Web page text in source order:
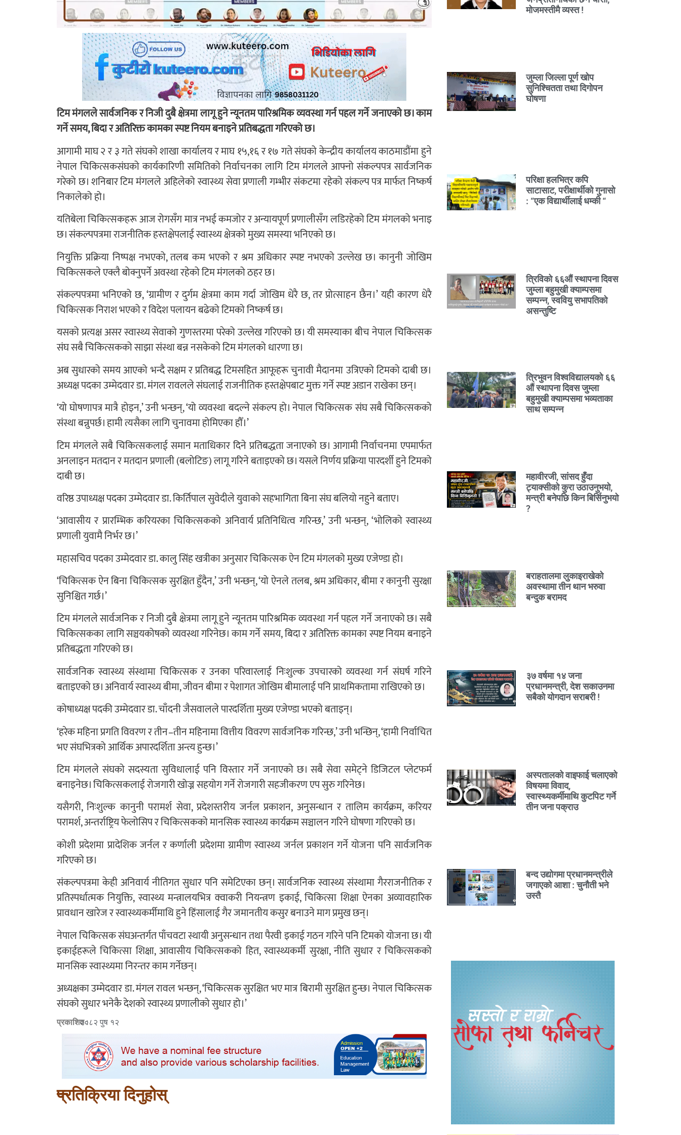
टिम मंगलले सार्वजनिक र निजी दुबै क्षेत्रमा लागू हुने न्यूनतम पारिश्रमिक व्यवस्था गर्न पहल गर्ने जनाएको छ। काम
गर्ने समय, बिदा र अतिरिक्त कामका स्पष्ट नियम बनाइने प्रतिबद्धता गरिएको छ।
आगामी माघ २ र ३ गते संघको शाखा कार्यालय र माघ १५,१६ र १७ गते संघको केन्द्रीय कार्यालय काठमाडौंमा हुने
नेपाल चिकित्सकसंघको कार्यकारिणी समितिको निर्वाचनका लागि टिम मंगलले आफ्नो संकल्पपत्र सार्वजनिक
गरेको छ। शनिबार टिम मंगलले अहिलेको स्वास्थ्य सेवा प्रणाली गम्भीर संकटमा रहेको संकल्प पत्र मार्फत निष्कर्ष
निकालेको हो।
यतिबेला चिकित्सकहरू आज रोगसँग मात्र नभई कमजोर र अन्यायपूर्ण प्रणालीसँग लडिरहेको टिम मंगलको भनाइ
छ। संकल्पपत्रमा राजनीतिक हस्तक्षेपलाई स्वास्थ्य क्षेत्रको मुख्य समस्या भनिएको छ।
नियुक्ति प्रक्रिया निष्पक्ष नभएको, तलब कम भएको र श्रम अधिकार स्पष्ट नभएको उल्लेख छ। कानुनी जोखिम
चिकित्सकले एक्लै बोक्नुपर्ने अवस्था रहेको टिम मंगलको ठहर छ।
संकल्पपत्रमा भनिएको छ, ‘ग्रामीण र दुर्गम क्षेत्रमा काम गर्दा जोखिम धेरै छ, तर प्रोत्साहन छैन।’ यही कारण धेरै
चिकित्सक निराश भएको र विदेश पलायन बढेको टिमको निष्कर्ष छ।
यसको प्रत्यक्ष असर स्वास्थ्य सेवाको गुणस्तरमा परेको उल्लेख गरिएको छ। यी समस्याका बीच नेपाल चिकित्सक
संघ सबै चिकित्सकको साझा संस्था बन्न नसकेको टिम मंगलको धारणा छ।
अब सुधारको समय आएको भन्दै सक्षम र प्रतिबद्ध टिमसहित आफूहरू चुनावी मैदानमा उत्रिएको टिमको दाबी छ।
अध्यक्ष पदका उम्मेदवार डा. मंगल रावलले संघलाई राजनीतिक हस्तक्षेपबाट मुक्त गर्ने स्पष्ट अडान राखेका छन्।
‘यो घोषणापत्र मात्रै होइन,’ उनी भन्छन्, ‘यो व्यवस्था बदल्ने संकल्प हो। नेपाल चिकित्सक संघ सबै चिकित्सकको
संस्था बन्नुपर्छ। हामी त्यसैका लागि चुनावमा होमिएका हौँ।’
टिम मंगलले सबै चिकित्सकलाई समान मताधिकार दिने प्रतिबद्धता जनाएको छ। आगामी निर्वाचनमा एपमार्फत
अनलाइन मतदान र मतदान प्रणाली (बलोटिङ) लागू गरिने बताइएको छ। यसले निर्णय प्रक्रिया पारदर्शी हुने टिमको
दाबी छ।
वरिष्ठ उपाध्यक्ष पदका उम्मेदवार डा. किर्तिपाल सुवेदीले युवाको सहभागिता बिना संघ बलियो नहुने बताए।
‘आवासीय र प्रारम्भिक करियरका चिकित्सकको अनिवार्य प्रतिनिधित्व गरिन्छ,’ उनी भन्छन्, ‘भोलिको स्वास्थ्य
प्रणाली युवामै निर्भर छ।’
महासचिव पदका उम्मेदवार डा. कालु सिंह खत्रीका अनुसार चिकित्सक ऐन टिम मंगलको मुख्य एजेण्डा हो।
‘चिकित्सक ऐन बिना चिकित्सक सुरक्षित हुँदैन,’ उनी भन्छन्, ‘यो ऐनले तलब, श्रम अधिकार, बीमा र कानुनी सुरक्षा
सुनिश्चित गर्छ।’
टिम मंगलले सार्वजनिक र निजी दुबै क्षेत्रमा लागू हुने न्यूनतम पारिश्रमिक व्यवस्था गर्न पहल गर्ने जनाएको छ। सबै
चिकित्सकका लागि सञ्चयकोषको व्यवस्था गरिनेछ। काम गर्ने समय, बिदा र अतिरिक्त कामका स्पष्ट नियम बनाइने
प्रतिबद्धता गरिएको छ।
सार्वजनिक स्वास्थ्य संस्थामा चिकित्सक र उनका परिवारलाई निःशुल्क उपचारको व्यवस्था गर्न संघर्ष गरिने
बताइएको छ। अनिवार्य स्वास्थ्य बीमा, जीवन बीमा र पेशागत जोखिम बीमालाई पनि प्राथमिकतामा राखिएको छ।
कोषाध्यक्ष पदकी उम्मेदवार डा. चाँदनी जैसवालले पारदर्शिता मुख्य एजेण्डा भएको बताइन्।
‘हरेक महिना प्रगति विवरण र तीन–तीन महिनामा वित्तीय विवरण सार्वजनिक गरिन्छ,’ उनी भन्छिन्, ‘हामी निर्वाचित
भए संघभित्रको आर्थिक अपारदर्शिता अन्त्य हुन्छ।’
टिम मंगलले संघको सदस्यता सुविधालाई पनि विस्तार गर्ने जनाएको छ। सबै सेवा समेट्ने डिजिटल प्लेटफर्म
बनाइनेछ। चिकित्सकलाई रोजगारी खोज्न सहयोग गर्ने रोजगारी सहजीकरण एप सुरु गरिनेछ।
यसैगरी, निःशुल्क कानुनी परामर्श सेवा, प्रदेशस्तरीय जर्नल प्रकाशन, अनुसन्धान र तालिम कार्यक्रम, करियर
परामर्श, अन्तर्राष्ट्रिय फेलोसिप र चिकित्सकको मानसिक स्वास्थ्य कार्यक्रम सञ्चालन गरिने घोषणा गरिएको छ।
कोशी प्रदेशमा प्रादेशिक जर्नल र कर्णाली प्रदेशमा ग्रामीण स्वास्थ्य जर्नल प्रकाशन गर्ने योजना पनि सार्वजनिक
गरिएको छ।
संकल्पपत्रमा केही अनिवार्य नीतिगत सुधार पनि समेटिएका छन्। सार्वजनिक स्वास्थ्य संस्थामा गैरराजनीतिक र
प्रतिस्पर्धात्मक नियुक्ति, स्वास्थ्य मन्त्रालयभित्र क्वाकरी नियन्त्रण इकाई, चिकित्सा शिक्षा ऐनका अव्यावहारिक
प्रावधान खारेज र स्वास्थ्यकर्मीमाथि हुने हिंसालाई गैर जमानतीय कसुर बनाउने माग प्रमुख छन्।
नेपाल चिकित्सक संघअन्तर्गत पाँचवटा स्थायी अनुसन्धान तथा पैरवी इकाई गठन गरिने पनि टिमको योजना छ। यी
इकाईहरूले चिकित्सा शिक्षा, आवासीय चिकित्सकको हित, स्वास्थ्यकर्मी सुरक्षा, नीति सुधार र चिकित्सकको
मानसिक स्वास्थ्यमा निरन्तर काम गर्नेछन्।
अध्यक्षका उम्मेदवार डा. मंगल रावल भन्छन्, ‘चिकित्सक सुरक्षित भए मात्र बिरामी सुरक्षित हुन्छ। नेपाल चिकित्सक
संघको सुधार भनेकै देशको स्वास्थ्य प्रणालीको सुधार हो।’
प्रकाशित :२०८२ पुष १२
प्रतिक्रिया दिनुहोस्
मोजमस्तीमै व्यस्त !
जुम्ला जिल्ला पूर्ण खोप
सुनिश्चितता तथा दिगोपन
घोषणा
परिक्षा हलभित्र कपि
साटासाट, परीक्षार्थीको गुनासो
: “एक विद्यार्थीलाई धम्की “
त्रिविको ६६औं स्थापना दिवस
जुम्ला बहुमुखी क्याम्पसमा
सम्पन्न, स्ववियु सभापतिको
असन्तुष्टि
त्रिभुवन विश्वविद्यालयको ६६
औं स्थापना दिवस जुम्ला
बहुमुखी क्याम्पसमा भव्यताका
साथ सम्पन्न
महावीरजी, सांसद हुँदा
ट्याक्सीको कुरा उठाउनुभयो,
मन्त्री बनेपछि किन बिर्सिनुभयो
?
बराहतालमा लुकाइराखेको
अवस्थामा तीन थान भरुवा
बन्दुक बरामद
३७ वर्षमा १४ जना
प्रधानमन्त्री, देश सकाउनमा
सबैको योगदान सराबरी !
अस्पतालको वाइफाई चलाएको
विषयमा विवाद,
स्वास्थ्यकर्मीमाथि कुटपिट गर्ने
तीन जना पक्राउ
बन्द उद्योगमा प्रधानमन्त्रीले
जगाएको आशा : चुनौती भने
उस्तै